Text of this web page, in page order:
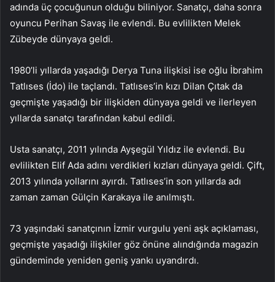
adında üç çocuğunun olduğu biliniyor. Sanatçı, daha sonra
oyuncu Perihan Savaş ile evlendi. Bu evlilikten Melek
Zübeyde dünyaya geldi.
1980’li yıllarda yaşadığı Derya Tuna ilişkisi ise oğlu İbrahim
Tatlıses (İdo) ile taçlandı. Tatlıses’in kızı Dilan Çıtak da
geçmişte yaşadığı bir ilişkiden dünyaya geldi ve ilerleyen
yıllarda sanatçı tarafından kabul edildi.
Usta sanatçı, 2011 yılında Ayşegül Yıldız ile evlendi. Bu
evlilikten Elif Ada adını verdikleri kızları dünyaya geldi. Çift,
2013 yılında yollarını ayırdı. Tatlıses’in son yıllarda adı
zaman zaman Gülçin Karakaya ile anılmıştı.
73 yaşındaki sanatçının İzmir vurgulu yeni aşk açıklaması,
geçmişte yaşadığı ilişkiler göz önüne alındığında magazin
gündeminde yeniden geniş yankı uyandırdı.